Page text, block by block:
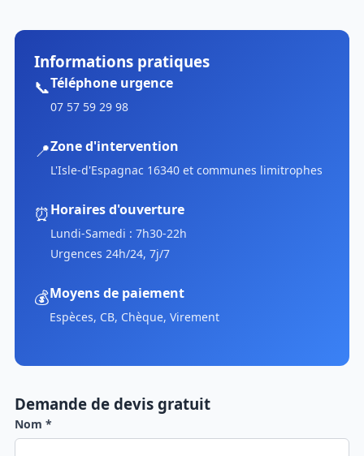
Informations pratiques
📞Téléphone urgence
07 57 59 29 98
📍Zone d'intervention
L'Isle-d'Espagnac 16340 et communes limitrophes
⏰Horaires d'ouverture
Lundi-Samedi : 7h30-22h
Urgences 24h/24, 7j/7
💰Moyens de paiement
Espèces, CB, Chèque, Virement
Demande de devis gratuit
Nom *